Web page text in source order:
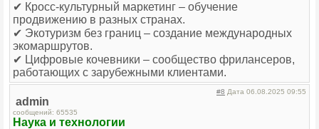
✔ Кросс-культурный маркетинг – обучение
продвижению в разных странах.
✔ Экотуризм без границ – создание международных
экомаршрутов.
✔ Цифровые кочевники – сообщество фрилансеров,
работающих с зарубежными клиентами.
#8 Дата 06.08.2025 09:55
admin
сообщений: 65535
Наука и технологии